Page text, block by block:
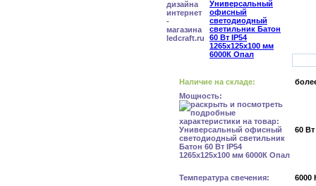
Наличие на складе:
Мощность:
60 Вт
Температура свечения: 6000